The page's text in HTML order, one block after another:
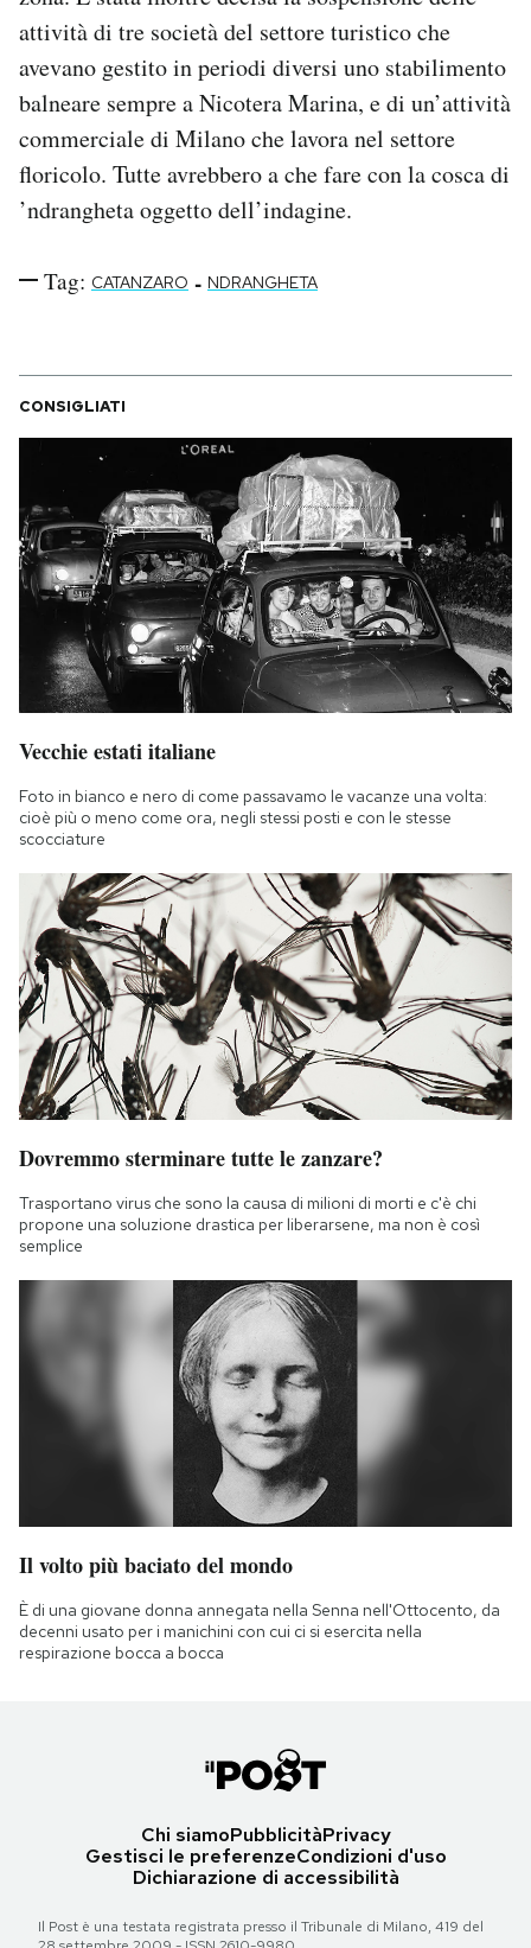
attività di tre società del settore turistico che
avevano gestito in periodi diversi uno stabilimento
balneare sempre a Nicotera Marina, e di un’attività
commerciale di Milano che lavora nel settore
floricolo. Tutte avrebbero a che fare con la cosca di
’ndrangheta oggetto dell’indagine.
Tag: CATANZARO - NDRANGHETA
CONSIGLIATI
Vecchie estati italiane
Foto in bianco e nero di come passavamo le vacanze una volta:
cioè più o meno come ora, negli stessi posti e con le stesse
scocciature
Dovremmo sterminare tutte le zanzare?
Trasportano virus che sono la causa di milioni di morti e c'è chi
propone una soluzione drastica per liberarsene, ma non è così
semplice
Il volto più baciato del mondo
È di una giovane donna annegata nella Senna nell'Ottocento, da
decenni usato per i manichini con cui ci si esercita nella
respirazione bocca a bocca
Chi siamoPubblicitàPrivacy
Gestisci le preferenzeCondizioni d'uso
Dichiarazione di accessibilità
Il Post è una testata registrata presso il Tribunale di Milano, 419 del